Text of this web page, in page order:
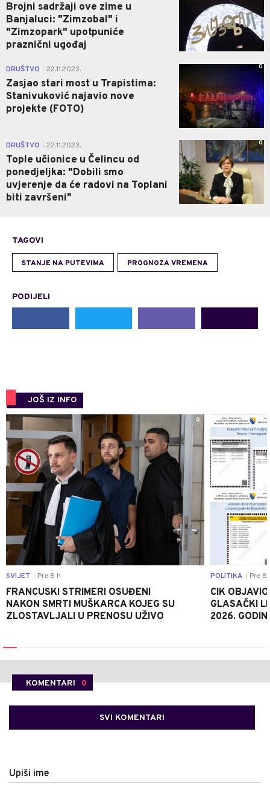
Brojni sadržaji ove zime u
Banjaluci: "Zimzobal" i
"Zimzopark" upotpuniće
praznični ugođaj
DRUŠTVO 22.11.2023.
Zasjao stari most u Trapistima:
Stanivuković najavio nove
projekte (FOTO)
0
DRUŠTVO 22.11.2023.
Tople učionice u Čelincu od
ponedjeljka: "Dobili smo
uvjerenje da će radovi na Toplani
biti završeni"
0
TAGOVI
STANJE NA PUTEVIMA PROGNOZA VREMENA
PODIJELI
JOŠ IZ INFO
0
SVIJET Pre 8 h
FRANCUSKI STRIMERI OSUĐENI
NAKON SMRTI MUŠKARCA KOJEG SU
ZLOSTAVLJALI U PRENOSU UŽIVO
POLITIKA Pre 8
CIK
GLASAČKI
2026.
KOMENTARI 0
SVI KOMENTARI
Upiši ime